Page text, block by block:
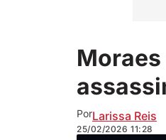
PorLarissa Reis
25/02/2026 11:28